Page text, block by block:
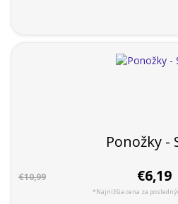
Ponožky -
€10,99 €6,19
*Najnižšia cena za